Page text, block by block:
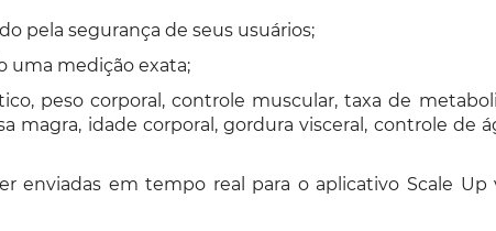
pela segurança de seus usuários;
uma medição exata;
peso corporal, controle muscular, taxa de
magra, idade corporal, gordura visceral, controle de
enviadas em tempo real para o aplicativo Scale